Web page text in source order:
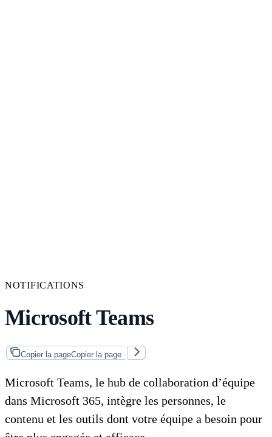
NOTIFICATIONS
Microsoft Teams
Copier la pageCopier la page
Microsoft Teams, le hub de collaboration d’équipe
dans Microsoft 365, intègre les personnes, le
contenu et les outils dont votre équipe a besoin pour